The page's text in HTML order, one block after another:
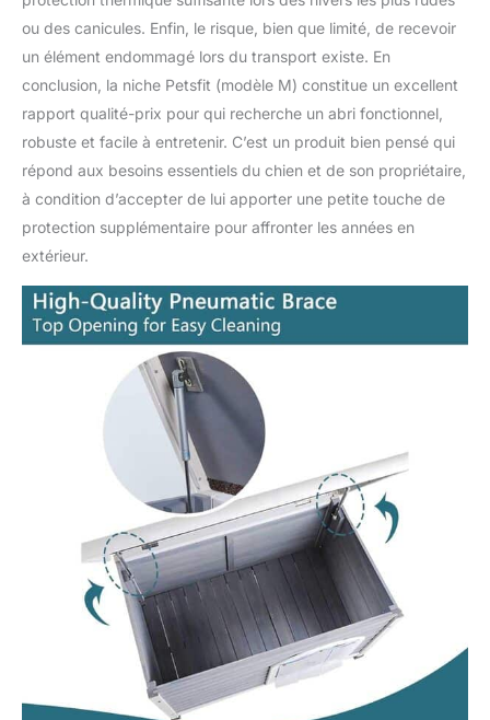
ou des canicules. Enfin, le risque, bien que limité, de recevoir
un élément endommagé lors du transport existe. En
conclusion, la niche Petsfit (modèle M) constitue un excellent
rapport qualité-prix pour qui recherche un abri fonctionnel,
robuste et facile à entretenir. C’est un produit bien pensé qui
répond aux besoins essentiels du chien et de son propriétaire,
à condition d’accepter de lui apporter une petite touche de
protection supplémentaire pour affronter les années en
extérieur.